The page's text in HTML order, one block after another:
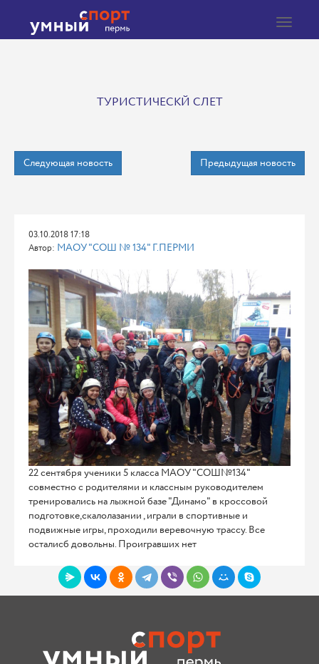
Toggle
ТУРИСТИЧЕСКЙ СЛЕТ
Следующая новость Предыдущая новость
03.10.2018 17:18
Автор: МАОУ "СОШ № 134" Г.ПЕРМИ
22 сентября ученики 5 класса МАОУ "СОШ№134"
совместно с родителями и классным руководителем
тренировались на лыжной базе "Динамо" в кроссовой
подготовке,скалолазании , играли в спортивные и
подвижные игры, проходили веревочную трассу. Все
осталисб довольны. Проигравших нет